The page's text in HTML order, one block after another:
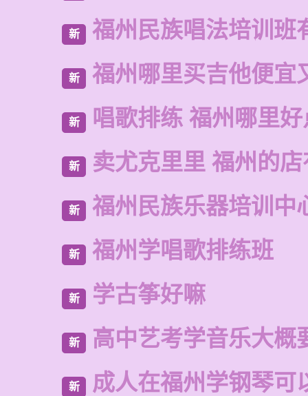
新 福州民族唱法培训班
新 福州哪里买吉他便宜
新 唱歌排练 福州哪里
新 卖尤克里里 福州的
新 福州民族乐器培训中
新 福州学唱歌排练班
新 学古筝好嘛
新 高中艺考学音乐大概
新 成人在福州学钢琴可